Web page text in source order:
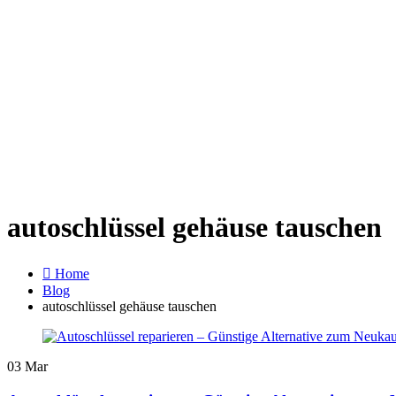
autoschlüssel gehäuse tauschen
Home
Blog
autoschlüssel gehäuse tauschen
03 Mar